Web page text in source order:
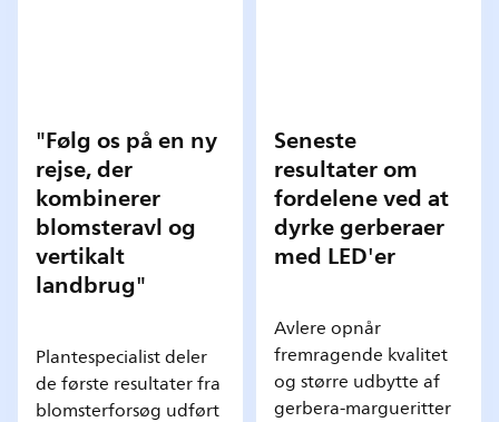
"Følg os på en ny
rejse, der
kombinerer
blomsteravl og
vertikalt
landbrug"
Plantespecialist deler
de første resultater fra
blomsterforsøg udført
Seneste
resultater om
fordelene ved at
dyrke gerberaer
med LED'er
Avlere opnår
fremragende kvalitet
og større udbytte af
gerbera-margueritter